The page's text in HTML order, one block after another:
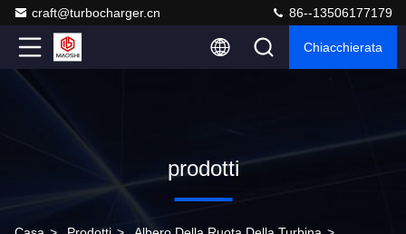
craft@turbocharger.cn 86--13506177179
Chiacchierata
prodotti